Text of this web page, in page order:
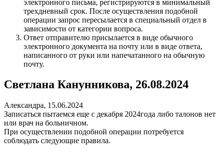
электронного письма, регистрируются в минимальный
трехдневный срок. После осуществления подобной
операции запрос пересылается в специальный отдел в
зависимости от категории вопроса.
Ответ отправителю присылается в виде обычного
электронного документа на почту или в виде ответа,
написанного от руки или напечатанного на обычную
почту.
Светлана Канунникова, 26.08.2024
Александра, 15.06.2024
Записаться пытаемся еще с декабря 2024года либо талонов нет
или врач на больничном.
При осуществлении подобной операции потребуется
соблюдать следующие правила.